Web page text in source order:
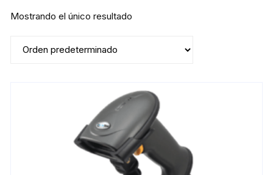
Mostrando el único resultado